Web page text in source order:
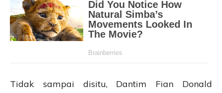
Tidak sampai disitu, Dantim Fian Donald